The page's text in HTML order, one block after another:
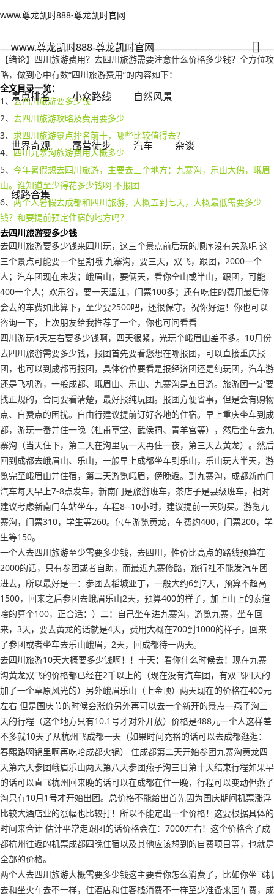
www.尊龙凯时888-尊龙凯时官网
www.尊龙凯时888-尊龙凯时官网
景点排名 小众路线 自然风景
世界奇观 露营徒步 汽车 杂谈
线路合集
www.尊龙凯时888-尊龙凯时官网
四川旅游费用？去四川旅游需要注意什么价格多少钱-www.尊龙凯时888
【绪论】四川旅游费用？去四川旅游需要注意什么价格多少钱？全方位攻
略，做到心中有数“四川旅游费用”的内容如下：
全文目录一览：
1、去四川旅游要多少钱
2、 去四川旅游攻略及费用要多少
3、 求四川旅游景点排名前十，哪些比较值得去？
4、四川九寨沟旅游费用大概多少
5、 今年暑假想去四川旅游，主要去三个地方：九寨沟，乐山大佛，峨眉
山。谁知道至少得花多少钱啊 不报团
6、两个人暑假去成都和四川旅游，大概五到七天，大概最低需要多少
钱？和要提前预定住宿的地方吗？
去四川旅游要多少钱
去四川旅游要多少钱来四川玩，这三个景点前后玩的顺序没有关系吧 这
三个景点可能要一个星期哦 九寨沟，要三天，双飞，跟团，2000一个
人；汽车团现在未发；峨眉山，要俩天，看你全山或半山，跟团，可能
400一个人；欢乐谷，要一天温江，门票100多；还有吃住的费用最后你
会去的车费如此算下，至少要2500吧，还很保守。祝你好运！你也可以
咨询一下，上次朋友给我推荐了一个，你也可问看看
四川游玩4天左右要多少钱啊，四天很紧，光玩个峨眉山差不多。10月份
去四川旅游需要多少钱，报团首先要看您想在哪报团，可以直接重庆报
团，也可以到成都再报团，具体价位要看是报经济团还是纯玩团，汽车游
还是飞机游，一般成都、峨眉山、乐山、九寨沟是五日游。旅游团一定要
找正规的，合同要看清楚，最好报纯玩团。报团方便省事，但是会有购物
点、自费点的困扰。自由行建议提前订好各地的住宿。早上重庆坐车到成
都，游玩一番并住一晚（杜甫草堂、武侯祠、青羊宫等），然后坐车去九
寨沟（当天住下，第二天在沟里玩一天再住一夜，第三天去黄龙）。然后
回到成都去峨眉山、乐山，一般早上成都坐车到乐山，乐山玩大半天，游
览完至峨眉山并住宿，第二天游览峨眉，傍晚返。到九寨沟，成都新南门
汽车每天早上7-8点发车，新南门是旅游班车，茶店子是县级班车，相对
建议考虑新南门车站坐车，车程8--10小时，建议提前一天购买。游览九
寨沟，门票310，学生等260。包车游览黄龙，车费约400，门票200，学
生等150。
一个人去四川旅游至少需要多少钱，去四川，性价比高点的路线预算在
2000的话，只有参团或者自助，而最近九寨修路，旅行社不能发汽车团
进去，所以最好是一：参团去稻城亚丁，一般大约6到7天，预算不超高
1500，回来之后参团去峨眉乐山2天，预算400的样子，加上山上的索道
啥的算个100，正合适：）二：自己坐车进九寨沟，游览九寨，坐车回
来，3天，要去黄龙的话就是4天，费用大概在700到1000的样子，回来
了参团或者坐车去乐山峨眉，2天，回成都待一两天。
去四川旅游10天大概要多少钱啊！！十天：看你什么时候去！现在九寨
沟黄龙双飞的价格都已经在2千以上的（现在没有汽车团，有双飞四天的
加了一个草原风光的）另外峨眉乐山（上金顶）两天现在的价格在400元
左右 但是国庆节的时候会涨价另外再可以去一个新开的景点—燕子沟三
天的行程（这个地方只有10.1号才对外开放）价格是488元一个人这样差
不多就10天了从杭州飞成都一天（如果时间充裕的话可以去成都逛逛：
春熙路啊锦里啊再吃哈成都火锅） 住成都第二天开始参团九寨沟黄龙四
天第六天参团峨眉乐山两天第八天参团燕子沟三日第十天结束行程如果早
的话可以直飞杭州回来晚的话可以在成都在住一晚，行程可以变动但燕子
沟只有10月1号才开始出团。总价格不能给出首先因为国庆期间机票涨浮
比较大酒店业的涨幅也比较打！所以不能定出一个价格！这要根据具体的
时间来合计 估计平常走跟团的话价格会在：7000左右！这个价格含了成
都杭州往返的机票成都四晚住宿以及其他应该想到的自费项目等，也就是
全部的价格。
两个人去四川旅游大概需要多少钱这主要看你怎么消费了，比如你坐飞机
去和坐火车去不一样，住酒店和住客栈消费不一样至少准备来回车费，成